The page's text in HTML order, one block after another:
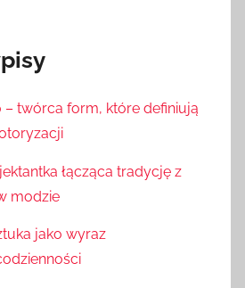
– twórca form, które definiują
łącząca tradycję z
modzie
jako wyraz